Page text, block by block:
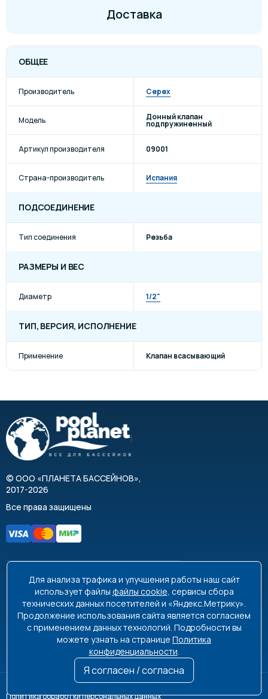
Доставка
ОБЩЕЕ
Производитель Cepex
Модель Донный клапан
подпружиненный
Артикул производителя 09001
Страна-производитель Испания
ПОДСОЕДИНЕНИЕ
Тип соединения Резьба
РАЗМЕРЫ И ВЕС
Диаметр 1/2"
ТИП, ВЕРСИЯ, ИСПОЛНЕНИЕ
Применение Клапан всасывающий
© ООО «ПЛАНЕТА БАССЕЙНОВ»,
2017-2026
Все права защищены
8 495 663-99-48
8 800 350-99-08
info@poolplanet.ru
г. Москва, проспект Мира, д. 61
Пн-Пт 9:00-18:00 Сб-Вс выходной
Политика обработки персональных данных
Для анализа трафика и улучшения работы наш сайт
использует файлы файлы cookie, сервисы сбора
технических данных посетителей и «Яндекс.Метрику».
Продолжение использования сайта является согласием
с применением данных технологий. Подробности вы
можете узнать на странице Политика
конфиденциальности.
Я согласен / согласна